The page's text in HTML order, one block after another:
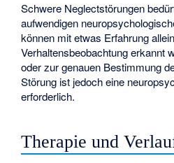
Schwere Neglectstörungen
aufwendigen
können mit etwas Erfahrung
Verhaltensbeobachtung erkannt
oder zur genauen Bestimmung
Störung ist jedoch eine
erforderlich.
Therapie und